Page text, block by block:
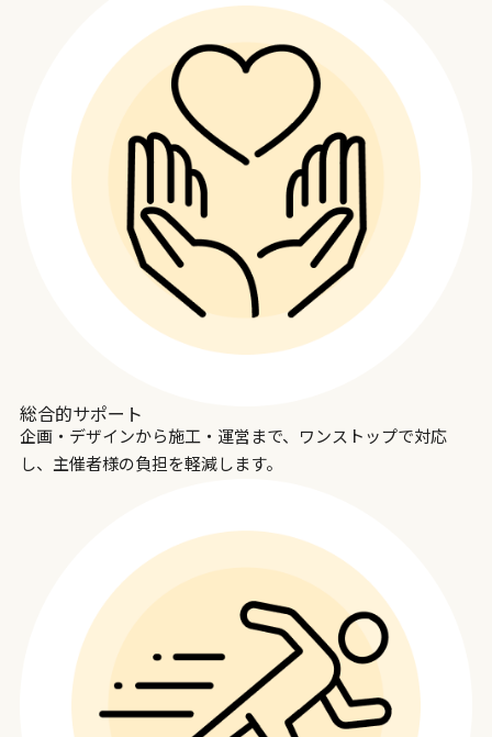
総合的サポート
企画・デザインから施工・運営まで、ワンストップで対応
し、主催者様の負担を軽減します。